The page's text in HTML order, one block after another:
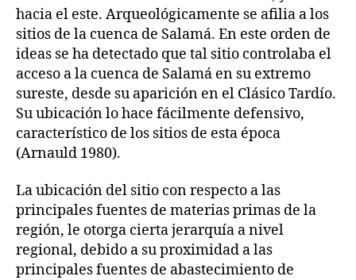
hacia el este. Arqueológicamente se afilia a los
sitios de la cuenca de Salamá. En este orden de
ideas se ha detectado que tal sitio controlaba el
acceso a la cuenca de Salamá en su extremo
sureste, desde su aparición en el Clásico Tardío.
Su ubicación lo hace fácilmente defensivo,
característico de los sitios de esta época
(Arnauld 1980).
La ubicación del sitio con respecto a las
principales fuentes de materias primas de la
región, le otorga cierta jerarquía a nivel
regional, debido a su proximidad a las
principales fuentes de abastecimiento de